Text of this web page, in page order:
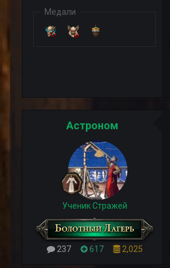
Медали
Астроном
Ученик Стражей
237 617 2,025